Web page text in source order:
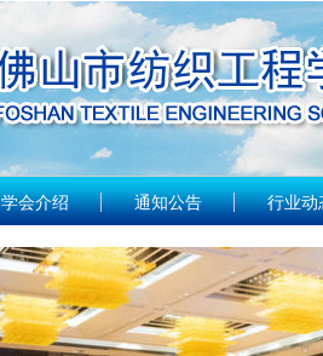
学会介绍 通知公告 行业动